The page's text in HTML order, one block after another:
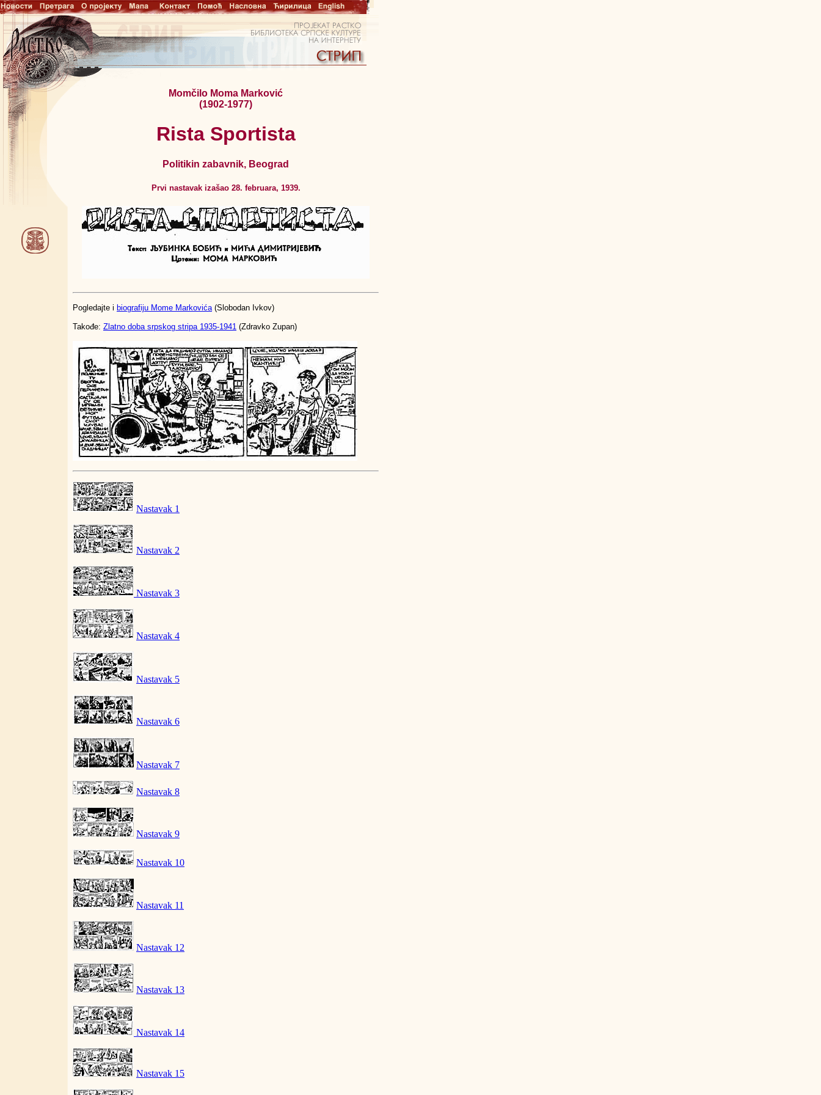
Momčilo Moma Marković
(1902-1977)
Rista Sportista
Politikin zabavnik, Beograd
Prvi nastavak izašao 28. februara, 1939.
Pogledajte i biografiju Mome Markovića (Slobodan Ivkov)
Takođe: Zlatno doba srpskog stripa 1935-1941 (Zdravko Zupan)
Nastavak 1
Nastavak 2
Nastavak 3
Nastavak 4
Nastavak 5
Nastavak 6
Nastavak 7
Nastavak 8
Nastavak 9
Nastavak 10
Nastavak 11
Nastavak 12
Nastavak 13
Nastavak 14
Nastavak 15